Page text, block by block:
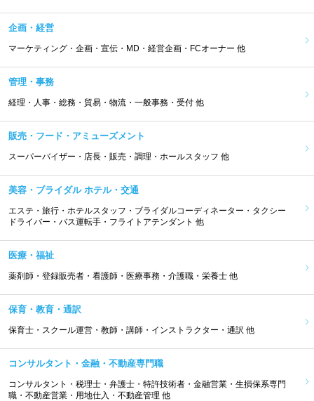
企画・経営
マーケティング・企画・宣伝・MD・経営企画・FCオーナー 他
管理・事務
経理・人事・総務・貿易・物流・一般事務・受付 他
販売・フード・アミューズメント
スーパーバイザー・店長・販売・調理・ホールスタッフ 他
美容・ブライダル ホテル・交通
エステ・旅行・ホテルスタッフ・ブライダルコーディネーター・タクシー
ドライバー・バス運転手・フライトアテンダント 他
医療・福祉
薬剤師・登録販売者・看護師・医療事務・介護職・栄養士 他
保育・教育・通訳
保育士・スクール運営・教師・講師・インストラクター・通訳 他
コンサルタント・金融・不動産専門職
コンサルタント・税理士・弁護士・特許技術者・金融営業・生損保系専門
職・不動産営業・用地仕入・不動産管理 他